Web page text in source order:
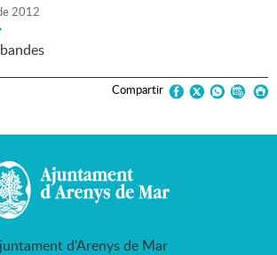
2012
Compartir
d'Arenys de Mar